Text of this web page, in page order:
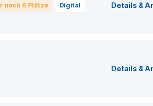
noch 6 Plätze digital Details &
Details &